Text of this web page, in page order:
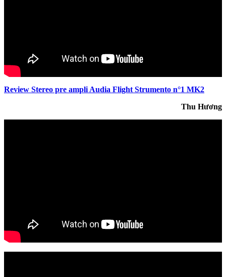
Review Stereo pre ampli Audia Flight Strumento n°1 MK2
Thu Hương